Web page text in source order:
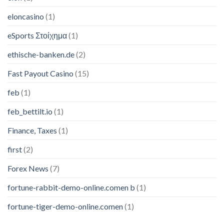
eloncasino (1)
eSports Στοίχημα(1)
ethische-banken.de(2)
Fast Payout Casino (15)
feb (1)
feb_bettilt.io (1)
Finance, Taxes (1)
first(2)
Forex News (7)
fortune-rabbit-demo-online.comen b (1)
fortune-tiger-demo-online.comen(1)